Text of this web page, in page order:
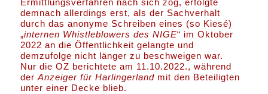
Ermittlungsverfahren nach sich zog, erfolgte
demnach allerdings erst, als der Sachverhalt
durch das anonyme Schreiben eines (so Kiesé)
„internen Whistleblowers des NIGE“ im Oktober
2022 an die Öffentlichkeit gelangte und
demzufolge nicht länger zu beschweigen war.
Nur die OZ berichtete am 11.10.2022., während
derAnzeiger für Harlingerland mit den Beteiligten
unter einer Decke blieb.